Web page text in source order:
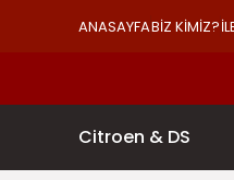
ANASAYFABİZ KİMİZ?
Citroen & DS